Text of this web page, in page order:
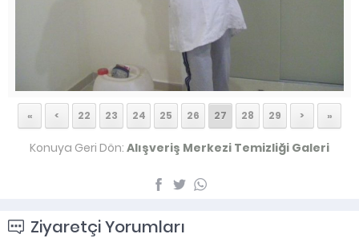
« < 22 23 24 25 26 27 28 29 > »
Konuya Geri Dön: Alışveriş Merkezi Temizliği Galeri
Ziyaretçi Yorumları